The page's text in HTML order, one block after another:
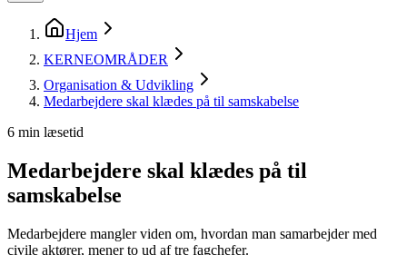
Hjem
KERNEOMRÅDER
Organisation & Udvikling
Medarbejdere skal klædes på til samskabelse
6 min læsetid
Medarbejdere skal klædes på til
samskabelse
Medarbejdere mangler viden om, hvordan man samarbejder med
civile aktører, mener to ud af tre fagchefer.